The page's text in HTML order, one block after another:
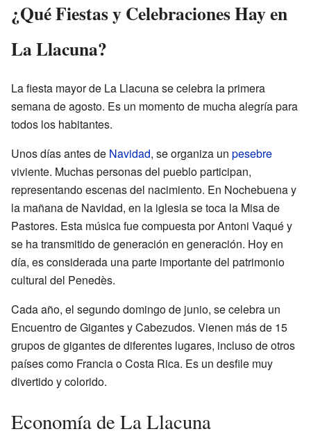
¿Qué Fiestas y Celebraciones Hay en
La Llacuna?
La fiesta mayor de La Llacuna se celebra la primera
semana de agosto. Es un momento de mucha alegría para
todos los habitantes.
Unos días antes de Navidad, se organiza un pesebre
viviente. Muchas personas del pueblo participan,
representando escenas del nacimiento. En Nochebuena y
la mañana de Navidad, en la iglesia se toca la Misa de
Pastores. Esta música fue compuesta por Antoni Vaqué y
se ha transmitido de generación en generación. Hoy en
día, es considerada una parte importante del patrimonio
cultural del Penedès.
Cada año, el segundo domingo de junio, se celebra un
Encuentro de Gigantes y Cabezudos. Vienen más de 15
grupos de gigantes de diferentes lugares, incluso de otros
países como Francia o Costa Rica. Es un desfile muy
divertido y colorido.
Economía de La Llacuna